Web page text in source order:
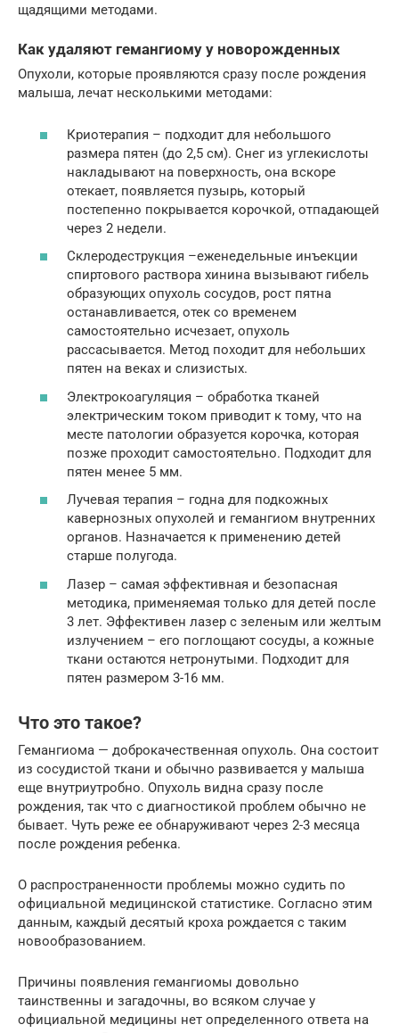
щадящими методами.
Как удаляют гемангиому у новорожденных
Опухоли, которые проявляются сразу после рождения
малыша, лечат несколькими методами:
Криотерапия – подходит для небольшого
размера пятен (до 2,5 см). Снег из углекислоты
накладывают на поверхность, она вскоре
отекает, появляется пузырь, который
постепенно покрывается корочкой, отпадающей
через 2 недели.
Склеродеструкция –еженедельные инъекции
спиртового раствора хинина вызывают гибель
образующих опухоль сосудов, рост пятна
останавливается, отек со временем
самостоятельно исчезает, опухоль
рассасывается. Метод походит для небольших
пятен на веках и слизистых.
Электрокоагуляция – обработка тканей
электрическим током приводит к тому, что на
месте патологии образуется корочка, которая
позже проходит самостоятельно. Подходит для
пятен менее 5 мм.
Лучевая терапия – годна для подкожных
кавернозных опухолей и гемангиом внутренних
органов. Назначается к применению детей
старше полугода.
Лазер – самая эффективная и безопасная
методика, применяемая только для детей после
3 лет. Эффективен лазер с зеленым или желтым
излучением – его поглощают сосуды, а кожные
ткани остаются нетронутыми. Подходит для
пятен размером 3-16 мм.
Что это такое?
Гемангиома — доброкачественная опухоль. Она состоит
из сосудистой ткани и обычно развивается у малыша
еще внутриутробно. Опухоль видна сразу после
рождения, так что с диагностикой проблем обычно не
бывает. Чуть реже ее обнаруживают через 2-3 месяца
после рождения ребенка.
О распространенности проблемы можно судить по
официальной медицинской статистике. Согласно этим
данным, каждый десятый кроха рождается с таким
новообразованием.
Причины появления гемангиомы довольно
таинственны и загадочны, во всяком случае у
официальной медицины нет определенного ответа на